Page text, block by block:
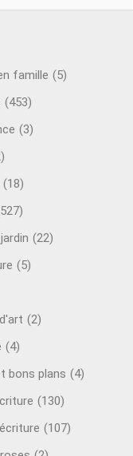
famille (5)
(453)
(3)
(18)
(22)
(5)
(2)
(4)
bons plans (4)
(130)
(107)